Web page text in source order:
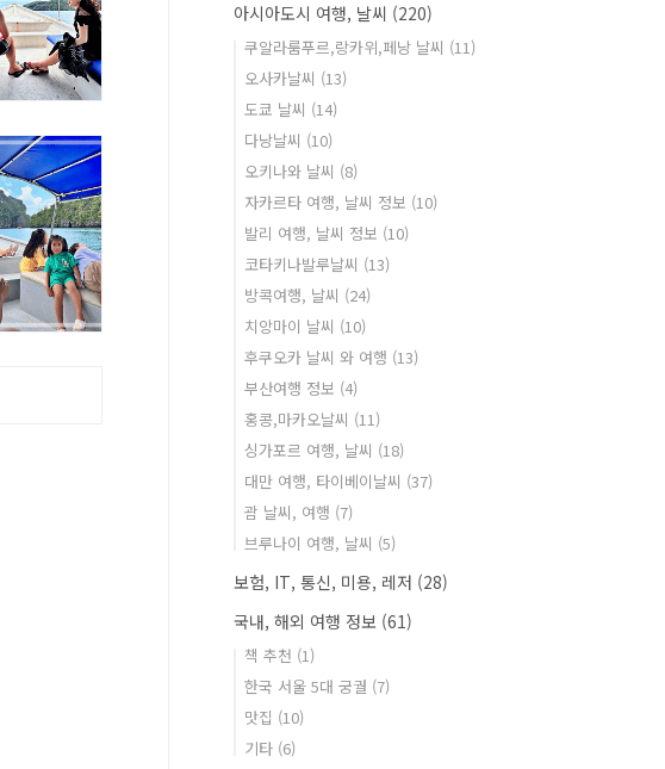
아시아도시 여행, 날씨 (220)
쿠알라룸푸르,랑카위,페낭 날씨 (11)
오사카날씨 (13)
도쿄 날씨 (14)
다낭날씨 (10)
오키나와 날씨 (8)
자카르타 여행, 날씨 정보 (10)
발리 여행, 날씨 정보 (10)
코타키나발루날씨 (13)
방콕여행, 날씨 (24)
치앙마이 날씨 (10)
후쿠오카 날씨 와 여행 (13)
부산여행 정보 (4)
홍콩,마카오날씨 (11)
싱가포르 여행, 날씨 (18)
대만 여행, 타이베이날씨 (37)
괌 날씨, 여행 (7)
브루나이 여행, 날씨 (5)
보험, IT, 통신, 미용, 레저 (28)
국내, 해외 여행 정보 (61)
책 추천 (1)
한국 서울 5대 궁궐 (7)
맛집 (10)
기타 (6)